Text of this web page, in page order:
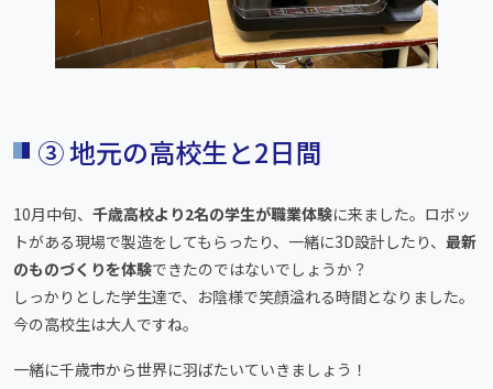
③ 地元の高校生と2日間
10月中旬、 千歳高校より2名の学生が職業体験に来ました。ロボッ
トがある現場で製造をしてもらったり、一緒に3D設計したり、 最新
のものづくりを体験できたのではないでしょうか？
しっかりとした学生達で、お陰様で笑顔溢れる時間となりました。
今の高校生は大人ですね。
一緒に千歳市から世界に羽ばたいていきましょう！